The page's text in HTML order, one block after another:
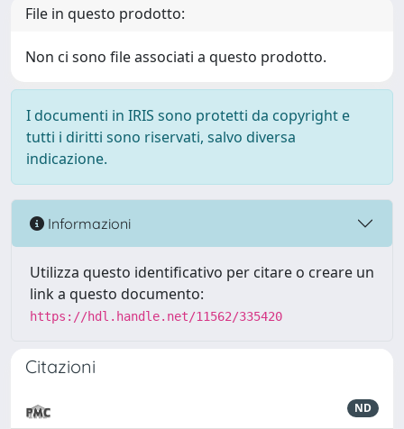
File in questo prodotto:
Non ci sono file associati a questo prodotto.
I documenti in IRIS sono protetti da copyright e
tutti i diritti sono riservati, salvo diversa
indicazione.
Informazioni
Utilizza questo identificativo per citare o creare un
link a questo documento:
https://hdl.handle.net/11562/335420
Citazioni
ND